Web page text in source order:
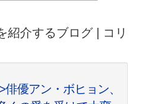
紹介するブログ | コリ
優アン・ボヒョン、